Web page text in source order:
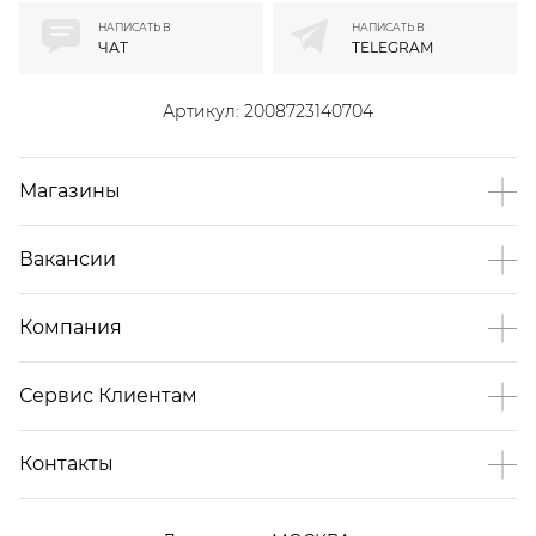
Артикул: 2008723140704
НАПИСАТЬ В
ЧАТ
НАПИСАТЬ В
TELEGRAM
Магазины
Вакансии
Компания
Сервис Клиентам
Контакты